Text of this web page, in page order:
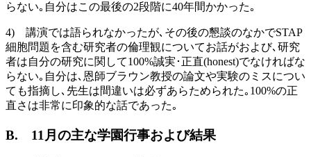
らない｡自分はこの最後の2段階に40年間かかった｡
4) 講演では語られなかったが､その後の懇談のなかでSTAP
細胞問題を含む研究者の倫理観についてお話がおよび､研究
者は自分の研究に関して100%誠実･正直(honest)でなければな
らない｡自分は､恩師ブラウン教授の論文や実験のミスについ
ても指摘し､先生は間違いは必ずあらためられた｡100%の正
直さは非常に印象的な話であった｡
B. 11 月の主な学園行事および結果